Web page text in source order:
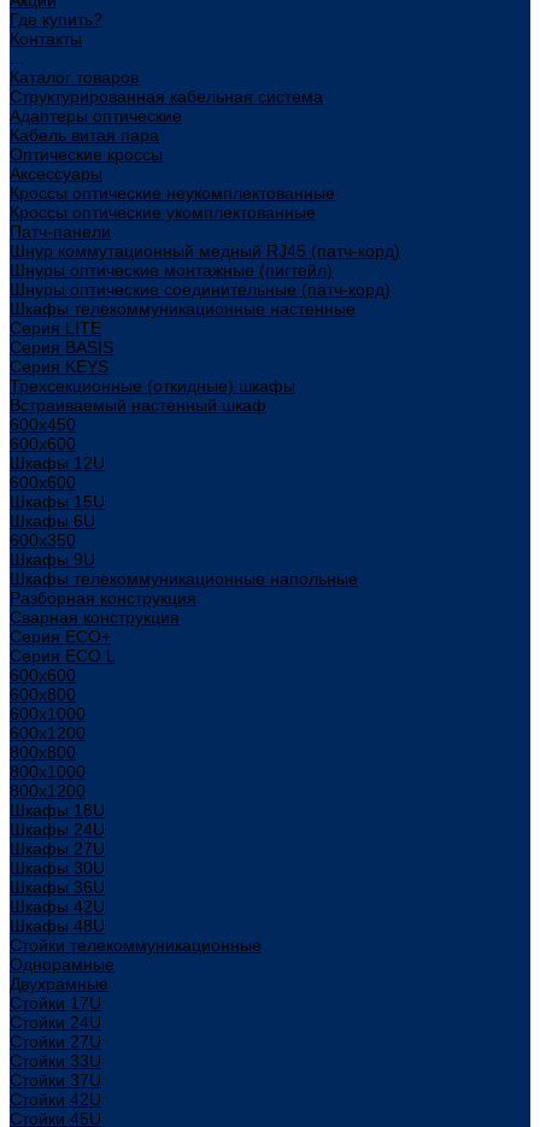
Где купить?
Контакты
Каталог товаров
Структурированная кабельная система
Адаптеры оптические
Кабель витая пара
Оптические кроссы
Аксессуары
Кроссы оптические неукомплектованные
Кроссы оптические укомплектованные
Патч-панели
Шнур коммутационный медный RJ45 (патч-корд)
Шнуры оптические монтажные (пигтейл)
Шнуры оптические соединительные (патч-корд)
Шкафы телекоммуникационные настенные
Cерия LITE
Cерия BASIS
Cерия KEYS
Трехсекционные (откидные) шкафы
Встраиваемый настенный шкаф
600x450
600x600
Шкафы 12U
600x600
Шкафы 15U
Шкафы 6U
600x350
Шкафы 9U
Шкафы телекоммуникационные напольные
Разборная конструкция
Сварная конструкция
Серия ECO+
Серия ECO L
600x600
600x800
600х1000
600х1200
800x800
800х1000
800х1200
Шкафы 18U
Шкафы 24U
Шкафы 27U
Шкафы 30U
Шкафы 36U
Шкафы 42U
Шкафы 48U
Стойки телекоммуникационные
Однорамные
Двухрамные
Стойки 17U
Стойки 24U
Стойки 27U
Стойки 33U
Стойки 37U
Стойки 42U
Стойки 45U